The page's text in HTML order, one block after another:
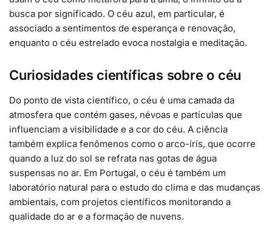
busca por significado. O céu azul, em particular, é
associado a sentimentos de esperança e renovação,
enquanto o céu estrelado evoca nostalgia e meditação.
Curiosidades científicas sobre o céu
Do ponto de vista científico, o céu é uma camada da
atmosfera que contém gases, névoas e partículas que
influenciam a visibilidade e a cor do céu. A ciência
também explica fenômenos como o arco-íris, que ocorre
quando a luz do sol se refrata nas gotas de água
suspensas no ar. Em Portugal, o céu é também um
laboratório natural para o estudo do clima e das mudanças
ambientais, com projetos científicos monitorando a
qualidade do ar e a formação de nuvens.